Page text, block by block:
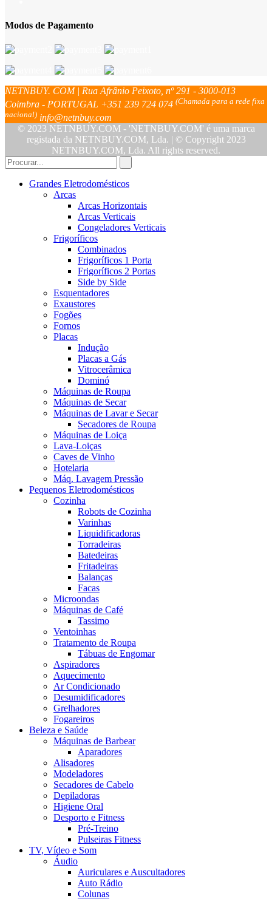
Modos de Pagamento
NETNBUY. COM | Rua Afrânio Peixoto, nº 291 - 3000-013
Coimbra - PORTUGAL +351 239 724 074 (Chamada para a rede fixa
nacional) info@netnbuy.com
© 2023 NETNBUY.COM - 'NETNBUY.COM' é uma marca
registada da NETNBUY.COM, Lda. | © Copyright 2023
NETNBUY.COM, Lda. All rights reserved.
Grandes Eletrodomésticos
Arcas
Arcas Horizontais
Arcas Verticais
Congeladores Verticais
Frigoríficos
Combinados
Frigoríficos 1 Porta
Frigoríficos 2 Portas
Side by Side
Esquentadores
Exaustores
Fogões
Fornos
Placas
Indução
Placas a Gás
Vitrocerâmica
Dominó
Máquinas de Roupa
Máquinas de Secar
Máquinas de Lavar e Secar
Secadores de Roupa
Máquinas de Loiça
Lava-Loiças
Caves de Vinho
Hotelaria
Máq. Lavagem Pressão
Pequenos Eletrodomésticos
Cozinha
Robots de Cozinha
Varinhas
Liquidificadoras
Torradeiras
Batedeiras
Fritadeiras
Balanças
Facas
Microondas
Máquinas de Café
Tassimo
Ventoinhas
Tratamento de Roupa
Tábuas de Engomar
Aspiradores
Aquecimento
Ar Condicionado
Desumidificadores
Grelhadores
Fogareiros
Beleza e Saúde
Máquinas de Barbear
Aparadores
Alisadores
Modeladores
Secadores de Cabelo
Depiladoras
Higiene Oral
Desporto e Fitness
Pré-Treino
Pulseiras Fitness
TV, Vídeo e Som
Áudio
Auriculares e Auscultadores
Auto Rádio
Colunas